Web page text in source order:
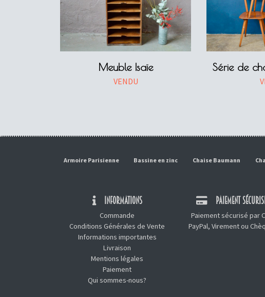
Meuble Isaïe
VENDU
Série de
Armoire Parisienne Bassine en zinc Chaise Baumann
INFORMATIONS
Commande
Conditions Générales de Vente
Informations importantes
Livraison
Mentions légales
Paiement
Qui sommes-nous?
PAIEMENT
Paiement sécurisé par
PayPal, Virement ou